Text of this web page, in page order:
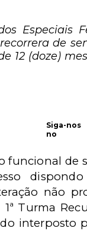
Especiais
de
12 (doze)
Siga-nos
no
funcional de
não
Turma
interposto